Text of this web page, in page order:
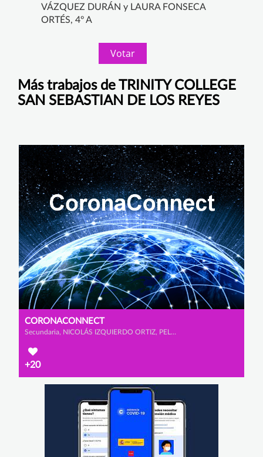
VÁZQUEZ DURÁN y LAURA FONSECA
ORTÉS, 4º A
Votar
Más trabajos de TRINITY COLLEGE
SAN SEBASTIAN DE LOS REYES
CORONACONNECT
Secundaria, NICOLÁS IZQUIERDO ORTIZ, PELAYO MORENO PRADO y MIGUEL CASTRO MURPHY
+20